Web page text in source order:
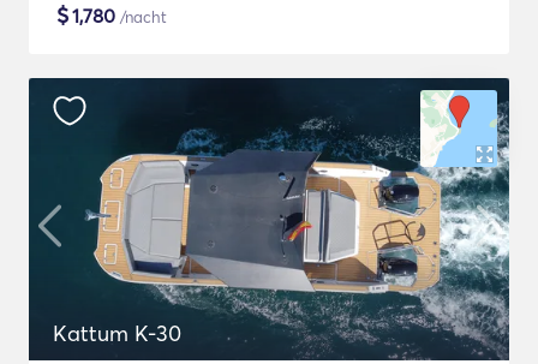
$1,780 /nacht
Kattum K-30